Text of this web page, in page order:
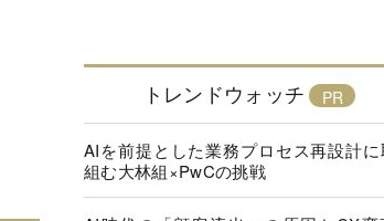
トレンドウォッチ
AIを前提とした業務プロセス再設計に
組む大林組×PwCの挑戦